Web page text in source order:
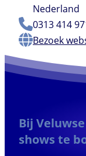
Nederland
0313 414
Bezoek
Bij
shows te